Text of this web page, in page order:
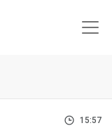
15:57